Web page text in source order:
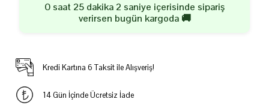
0 saat 25 dakika 2 saniye içerisinde sipariş
verirsen bugün kargoda 🚚
Kredi Kartına 6 Taksit ile Alışveriş!
14 Gün İçinde Ücretsiz İade